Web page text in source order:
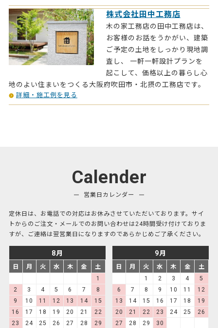
株式会社田中工務店
木の家工務店の田中工務店は、
お客様のお話をうかがい、建築
ご予定の土地をしっかり現地調
査し、 一軒一軒設計プランを
起こして、価格以上の暮らし心
地のよい住まいをつくる大阪府吹田市・北摂の工務店です。
詳細・施工例を見る
Calender
営業日カレンダー
定休日は、お電話での対応はお休みさせていただいております。サイ
トからのご注文・メールでのお問い合わせは24時間受け付けておりま
すが、ご連絡は翌営業日になりますのであらかじめご了承ください。
8月
日 月 火 水 木 金
土
1
2
3 4 5 6 7
8
9
10 11 12 13 14
15
16
17 18 19 20 21
22
23
24 25 26 27 28
29
9月
日 月 火 水 木 金
土
1
2 3 4
5
6
7 8 9 10 11
12
13
14 15 16 17 18
19
20
21 22 23 24 25
26
27
28 29 30